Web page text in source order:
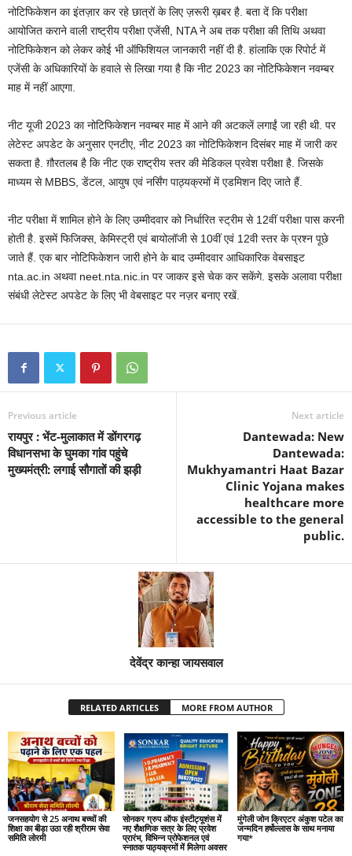
नोटिफिकेशन का इंतज़ार कर रहे छात्रों के लिए ज़रूरी ख़बर है. बता दें कि परीक्षा
आयोजित कराने वाली राष्ट्रीय परीक्षा एजेंसी, NTA ने अब तक परीक्षा की तिथि अथवा
नोटिफिकेशन को लेकर कोई भी ऑफिशियल जानकारी नहीं दी है. हांलाकि एक रिपोर्ट में
एजेंसी के अधिकारियों के हवाले से लिखा गया है कि नीट 2023 का नोटिफिकेशन नवम्बर
माह में नहीं आएगा.
नीट यूजी 2023 का नोटिफिकेशन नवम्बर माह में आने की अटकलें लगाईं जा रही थी. पर
लेटेस्ट अपडेट के अनुसार एनटीए, नीट 2023 का नोटिफिकेशन दिसंबर माह में जारी कर
सकता है. ग़ौरतलब है कि नीट एक राष्ट्रीय स्तर की मेडिकल प्रवेश परीक्षा है. जिसके
माध्यम से MBBS, डेंटल, आयुष एवं नर्सिंग पाठ्यक्रमों में एडमिशन दिए जाते हैं.
नीट परीक्षा में शामिल होने के लिए उम्मीदवार को निर्धारित स्ट्रीम से 12वीं परीक्षा पास करनी
होती है. इसमें फिजिक्स, केमिस्ट्री एवं बायोलॉजी से 10वीं एवं 12वी स्तर के प्रश्न पूछे
जाते हैं. एक बार नोटिफिकेशन जारी होने के बाद उम्मीदवार आधिकारिक वेबसाइट
nta.ac.in अथवा neet.nta.nic.in पर जाकर इसे चेक कर सकेंगे. इसके अलावा परीक्षा
संबंधी लेटेस्ट अपडेट के लिए भी वेबसाइट पर नज़र बनाए रखें.
Previous article
रायपुर : भेंट-मुलाकात में डोंगरगढ़
विधानसभा के घुमका गांव पहुंचे
मुख्यमंत्री: लगाई सौगातों की झड़ी
Next article
Dantewada: New
Dantewada:
Mukhyamantri Haat Bazar
Clinic Yojana makes
healthcare more
accessible to the general
public.
देवेंद्र कान्हा जायसवाल
RELATED ARTICLES MORE FROM AUTHOR
जनसहयोग से 25 अनाथ बच्चों की
शिक्षा का बीड़ा उठा रही श्रीराम सेवा
समिति लोरमी
सोनकर ग्रुप ऑफ इंस्टीट्यूशंस में
नए शैक्षणिक सत्र के लिए प्रवेश
प्रारंभ, विभिन्न प्रोफेशनल एवं
स्नातक पाठ्यक्रमों में मिलेगा अवसर
मुंगेली जोन क्रिएटर अंकुश पटेल का
जन्मदिन हर्षोल्लास के साथ मनाया
गया*